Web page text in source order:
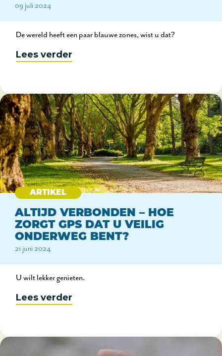
09 juli 2024
De wereld heeft een paar blauwe zones, wist u dat?
Lees verder
ARTIKEL
ALTIJD VERBONDEN – HOE
ZORGT GPS DAT U VEILIG
ONDERWEG BENT?
21 juni 2024
U wilt lekker genieten.
Lees verder